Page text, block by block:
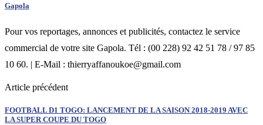
Gapola
Pour vos reportages, annonces et publicités, contactez le service
commercial de votre site Gapola. Tél : (00 228) 92 42 51 78 / 97 85
10 60. | E-Mail : thierryaffanoukoe@gmail.com
Article précédent
FOOTBALL D1 TOGO: LANCEMENT DE LA SAISON 2018-2019 AVEC
LA SUPER COUPE DU TOGO